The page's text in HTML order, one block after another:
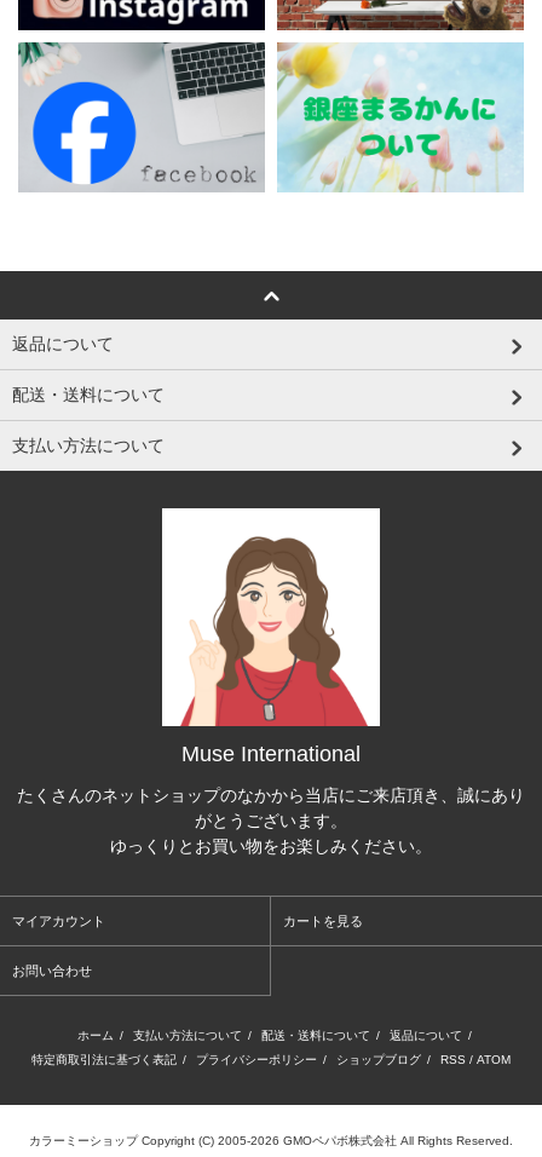
返品について
配送・送料について
支払い方法について
Muse International
たくさんのネットショップのなかから当店にご来店頂き、誠にあり
がとうございます。
ゆっくりとお買い物をお楽しみください。
マイアカウント カートを見る
お問い合わせ
ホーム / 支払い方法について / 配送・送料について / 返品について /
特定商取引法に基づく表記 / プライバシーポリシー / ショップブログ / RSS / ATOM
カラーミーショップCopyright (C) 2005-2026 GMOペパボ株式会社 All Rights Reserved.